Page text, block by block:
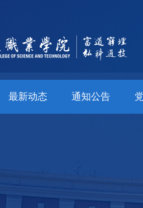
最新动态 通知公告